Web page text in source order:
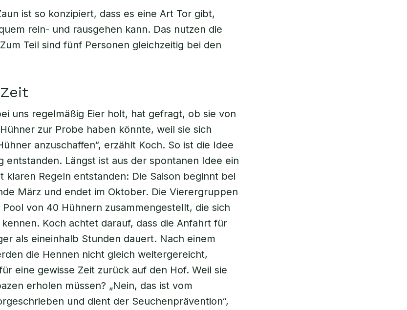
ist so konzipiert, dass es eine Art Tor gibt,
rein- und rausgehen kann. Das nutzen die
Teil sind fünf Personen gleichzeitig bei den
uns regelmäßig Eier holt, hat gefragt, ob sie von
zur Probe haben könnte, weil sie sich
anzuschaffen“, erzählt Koch. So ist die Idee
entstanden. Längst ist aus der spontanen Idee ein
klaren Regeln entstanden: Die Saison beginnt bei
März und endet im Oktober. Die Vierergruppen
von 40 Hühnern zusammengestellt, die sich
Koch achtet darauf, dass die Anfahrt für
als eineinhalb Stunden dauert. Nach einem
die Hennen nicht gleich weitergereicht,
eine gewisse Zeit zurück auf den Hof. Weil sie
erholen müssen? „Nein, das ist vom
und dient der Seuchenprävention“,